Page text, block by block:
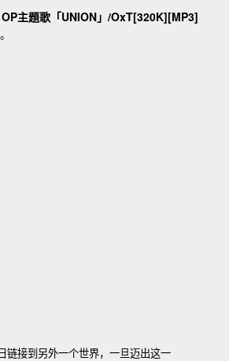
主題歌「UNION」/OxT[320K][MP3]
链接到另外一个世界，一旦迈出这一